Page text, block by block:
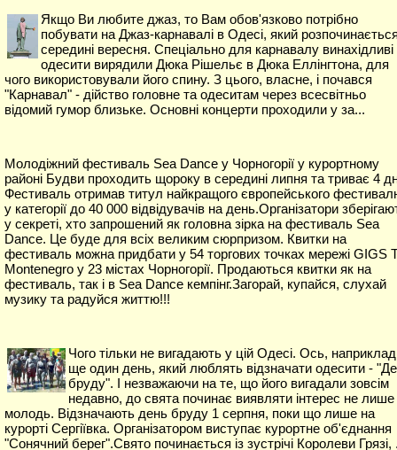
Якщо Ви любите джаз, то Вам обов'язково потрібно
побувати на Джаз-карнавалі в Одесі, який
середині вересня. Спеціально для карнавалу винахідливі
одесити вирядили Дюка Рішельє в Дюка Еллінгтона, для
чого використовували його спину. З цього, власне, і почався
"Карнавал" - дійство головне та одеситам через всесвітньо
відомий гумор близьке. Основні концерти проходили у за...
Молодіжний фестиваль Sea Dance у Чорногорії у курортному
районі Будви проходить щороку в середині липня та триває 4
Фестиваль отримав титул найкращого європейського
у категорії до 40 000 відвідувачів на день.Організатори
у секреті, хто запрошений як головна зірка на фестиваль Sea
Dance. Це буде для всіх великим сюрпризом. Квитки на
фестиваль можна придбати у 54 торгових точках мережі GIGS
Montenegro у 23 містах Чорногорії. Продаються квитки як на
фестиваль, так і в Sea Dance кемпінг.Загорай, купайся, слухай
музику та радуйся життю!!!
Чого тільки не вигадають у цій Одесі. Ось,
ще один день, який люблять відзначати одесити -
бруду". І незважаючи на те, що його вигадали зовсім
недавно, до свята починає виявляти інтерес не лише
молодь. Відзначають день бруду 1 серпня, поки що лише на
курорті Сергіївка. Організатором виступає курортне об'єднання
"Сонячний берег".Свято починається із зустрічі Королеви Грязі,